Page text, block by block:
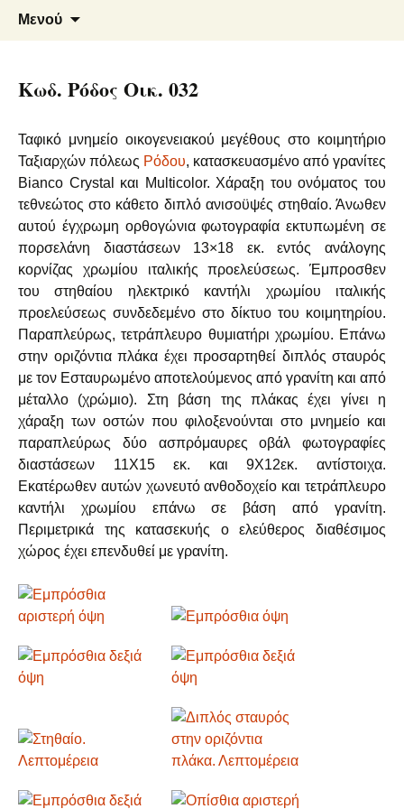
Μετάβαση
Φλεβάρης Α. – Αρμενάκης Ε.
Ο.Ε.
Μάρμαρα – Γρανίτες
Μενού
Κωδ. Ρόδος Οικ. 032
Ταφικό μνημείο οικογενειακού μεγέθους στο κοιμητήριο
Ταξιαρχών πόλεως Ρόδου, κατασκευασμένο από γρανίτες
Bianco Crystal και Multicolor. Χάραξη του ονόματος του
τεθνεώτος στο κάθετο διπλό ανισοϋψές στηθαίο. Άνωθεν
αυτού έγχρωμη ορθογώνια φωτογραφία εκτυπωμένη σε
πορσελάνη διαστάσεων 13×18 εκ. εντός ανάλογης
κορνίζας χρωμίου ιταλικής προελεύσεως. Έμπροσθεν
του στηθαίου ηλεκτρικό καντήλι χρωμίου ιταλικής
προελεύσεως συνδεδεμένο στο δίκτυο του κοιμητηρίου.
Παραπλεύρως, τετράπλευρο θυμιατήρι χρωμίου. Επάνω
στην οριζόντια πλάκα έχει προσαρτηθεί διπλός σταυρός
με τον Εσταυρωμένο αποτελούμενος από γρανίτη και από
μέταλλο (χρώμιο). Στη βάση της πλάκας έχει γίνει η
χάραξη των οστών που φιλοξενούνται στο μνημείο και
παραπλεύρως δύο ασπρόμαυρες οβάλ φωτογραφίες
διαστάσεων 11Χ15 εκ. και 9Χ12εκ. αντίστοιχα.
Εκατέρωθεν αυτών χωνευτό ανθοδοχείο και τετράπλευρο
καντήλι χρωμίου επάνω σε βάση από γρανίτη.
Περιμετρικά της κατασεκυής ο ελεύθερος διαθέσιμος
χώρος έχει επενδυθεί με γρανίτη.